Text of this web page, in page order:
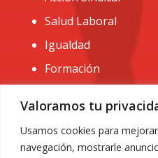
Valoramos tu
Usamos cookies para
navegación, mostrarle
Salud Laboral
Igualdad
Formación
CONTACTO:
968 25 01 20